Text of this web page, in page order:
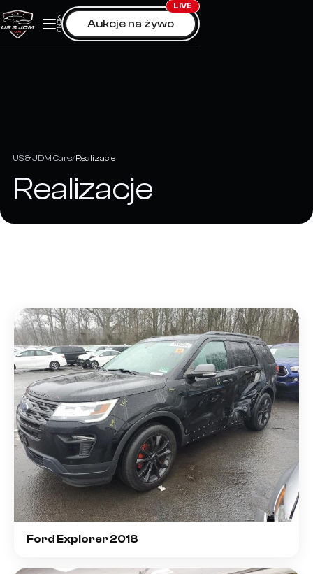
Skip
to
content
MENU Aukcje na żywo
LIVE
US & JDM Cars Realizacje
Realizacje
Ford Explorer 2018